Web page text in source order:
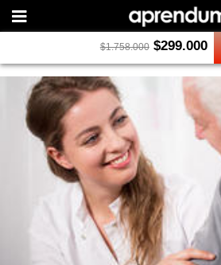
$1.758.000 $299.000